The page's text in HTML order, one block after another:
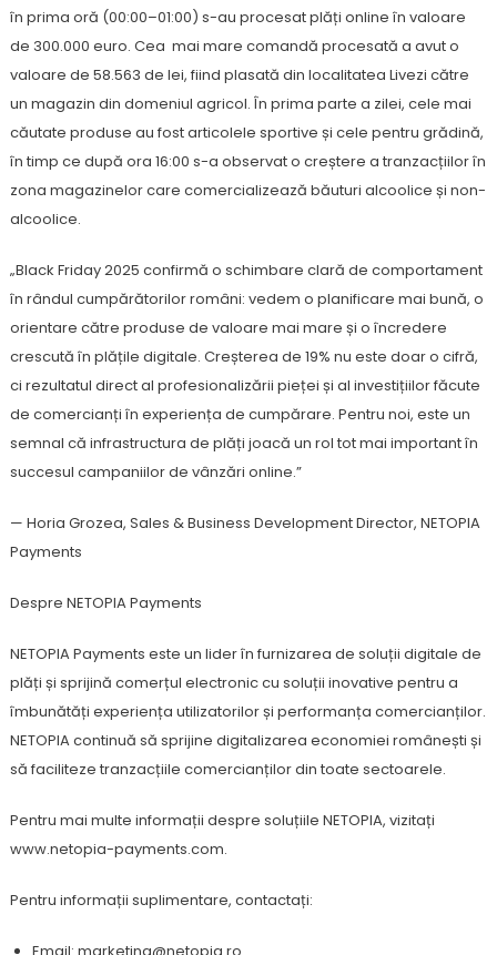
în prima oră (00:00–01:00) s-au procesat plăți online în valoare
de 300.000 euro. Cea mai mare comandă procesată a avut o
valoare de 58.563 de lei, fiind plasată din localitatea Livezi către
un magazin din domeniul agricol. În prima parte a zilei, cele mai
căutate produse au fost articolele sportive și cele pentru grădină,
în timp ce după ora 16:00 s-a observat o creștere a tranzacțiilor în
zona magazinelor care comercializează băuturi alcoolice și non-
alcoolice.
„Black Friday 2025 confirmă o schimbare clară de comportament
în rândul cumpărătorilor români: vedem o planificare mai bună, o
orientare către produse de valoare mai mare și o încredere
crescută în plățile digitale. Creșterea de 19% nu este doar o cifră,
ci rezultatul direct al profesionalizării pieței și al investițiilor făcute
de comercianți în experiența de cumpărare. Pentru noi, este un
semnal că infrastructura de plăți joacă un rol tot mai important în
succesul campaniilor de vânzări online.”
— Horia Grozea, Sales & Business Development Director, NETOPIA
Payments
Despre NETOPIA Payments
NETOPIA Payments este un lider în furnizarea de soluții digitale de
plăți și sprijină comerțul electronic cu soluții inovative pentru a
îmbunătăți experiența utilizatorilor și performanța comercianților.
NETOPIA continuă să sprijine digitalizarea economiei românești și
să faciliteze tranzacțiile comercianților din toate sectoarele.
Pentru mai multe informații despre soluțiile NETOPIA, vizitați
www.netopia-payments.com.
Pentru informații suplimentare, contactați: